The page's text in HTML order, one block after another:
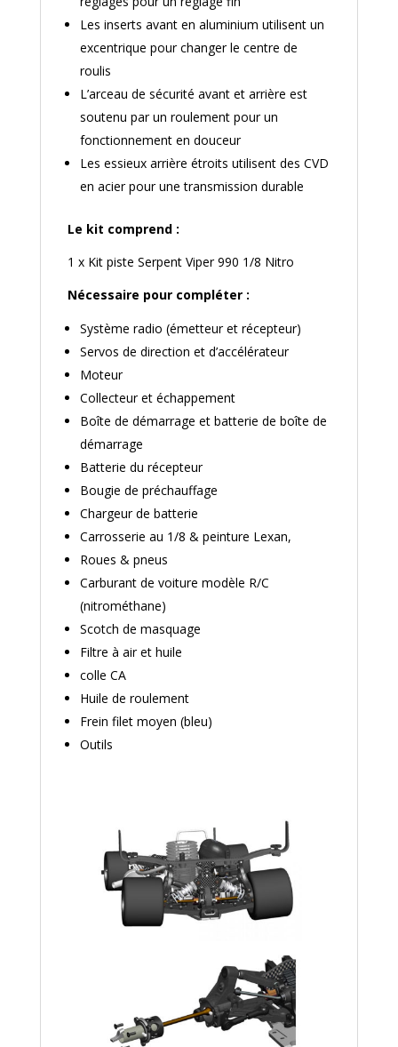
Les inserts avant en aluminium utilisent un
excentrique pour changer le centre de
roulis
L’arceau de sécurité avant et arrière est
soutenu par un roulement pour un
fonctionnement en douceur
Les essieux arrière étroits utilisent des CVD
en acier pour une transmission durable
Le kit comprend :
1 x Kit piste Serpent Viper 990 1/8 Nitro
Nécessaire pour compléter :
Système radio (émetteur et récepteur)
Servos de direction et d’accélérateur
Moteur
Collecteur et échappement
Boîte de démarrage et batterie de boîte de
démarrage
Batterie du récepteur
Bougie de préchauffage
Chargeur de batterie
Carrosserie au 1/8 & peinture Lexan,
Roues & pneus
Carburant de voiture modèle R/C
(nitrométhane)
Scotch de masquage
Filtre à air et huile
colle CA
Huile de roulement
Frein filet moyen (bleu)
Outils